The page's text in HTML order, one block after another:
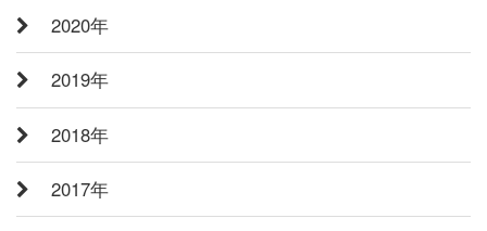
2020年
2019年
2018年
2017年